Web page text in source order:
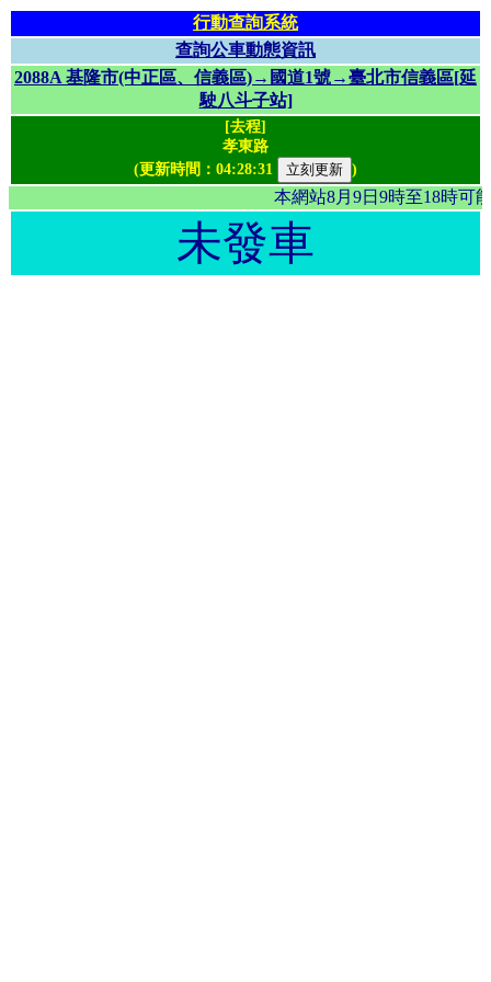
行動查詢系統
查詢公車動態資訊
2088A 基隆市(中正區、信義區)→國道1號→臺北市信義區[延
駛八斗子站]
[去程]
孝東路
(更新時間： 04:28:31 )
本網站8月9日9時至18
未發車